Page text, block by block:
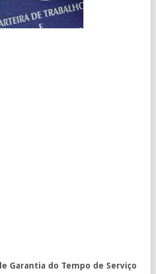
Garantia do Tempo de Serviço